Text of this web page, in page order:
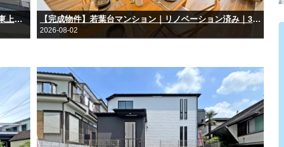
【完成物件】鶴ヶ島市下新田｜新築分譲住宅｜東武東上線「一本松」駅徒歩7分｜4LDK｜カースペース2台 【完成物件】若葉台マンション｜リノベーション済み｜3LDK｜東武東上線「若葉」駅徒歩22分
2026-08-02